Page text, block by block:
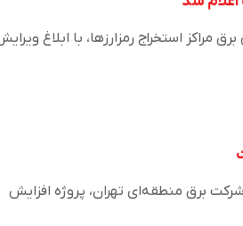
مراکز استخراج رمزارزها، با ابلاغ
برق منطقه‌ای تهران، پروژه افزایش